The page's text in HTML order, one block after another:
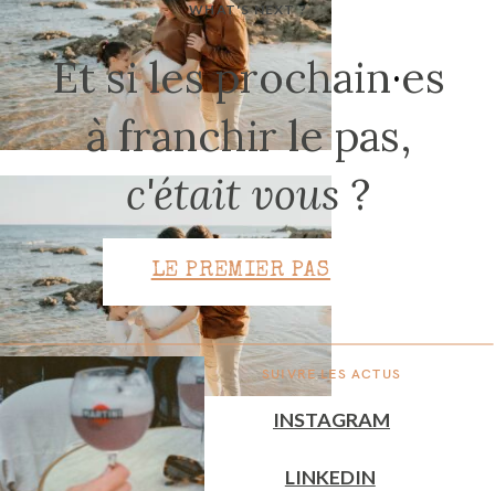
WHAT'S NEXT ?
SUIVRE LES ACTUS
Et si les prochain·es
à franchir le pas,
c'était vous ?
INSTAGRAM
LINKEDIN
LE PREMIER PAS
JOURNAL
CONTACT